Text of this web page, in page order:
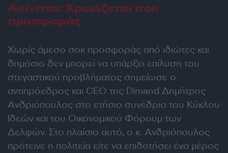
Ακίνητα: Χρειάζεται σοκ
προσφοράς
Χωρίς άμεσο σοκ προσφοράς από ιδιώτες και
δημόσιο δεν μπορεί να υπάρξει επίλυση του
στεγαστικού προβλήματος σημείωσε ο
αντιπρόεδρος και CEO της Dimand Δημήτρης
Ανδριόπουλος στο ετήσιο συνέδριο του Κύκλου
Ιδεών και του Οικονομικού Φόρουμ των
Δελφών. Στο πλαίσιο αυτό, ο κ. Ανδριόπουλος
πρότεινε η πολιτεία είτε να επιδοτήσει ένα μέρος